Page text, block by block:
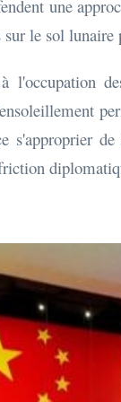
une
le sol
s'approprier